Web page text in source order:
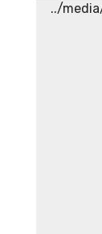
../